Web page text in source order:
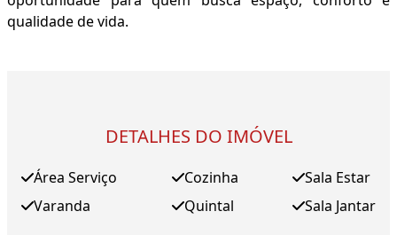
qualidade de vida.
DETALHES DO IMÓVEL
Área Serviço
Varanda
Cozinha
Quintal
Sala Estar
Sala Jantar